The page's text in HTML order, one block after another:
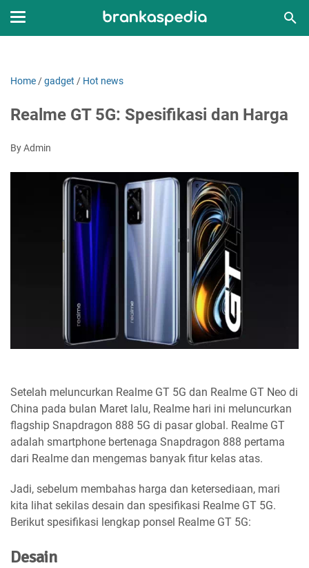
Home /gadget / Hot news
Realme GT 5G: Spesifikasi dan Harga
By Admin
Setelah meluncurkan Realme GT 5G dan Realme GT Neo di
China pada bulan Maret lalu, Realme hari ini meluncurkan
flagship Snapdragon 888 5G di pasar global. Realme GT
adalah smartphone bertenaga Snapdragon 888 pertama
dari Realme dan mengemas banyak fitur kelas atas.
Jadi, sebelum membahas harga dan ketersediaan, mari
kita lihat sekilas desain dan spesifikasi Realme GT 5G.
Berikut spesifikasi lengkap ponsel Realme GT 5G:
Desain